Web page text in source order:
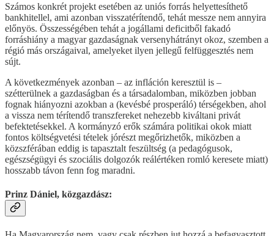
Számos konkrét projekt esetében az uniós forrás helyettesíthető
bankhitellel, ami azonban visszatérítendő, tehát messze nem annyira
előnyös. Összességében tehát a jogállami deficitből fakadó
forráshiány a magyar gazdaságnak versenyhátrányt okoz, szemben a
régió más országaival, amelyeket ilyen jellegű felfüggesztés nem
sújt.
A következmények azonban – az infláción keresztül is –
szétterülnek a gazdaságban és a társadalomban, miközben jobban
fognak hiányozni azokban a (kevésbé prosperáló) térségekben, ahol
a vissza nem térítendő transzfereket nehezebb kiváltani privát
befektetésekkel. A kormányzó erők számára politikai okok miatt
fontos költségvetési tételek jórészt megőrizhetők, miközben a
közszférában eddig is tapasztalt feszültség (a pedagógusok,
egészségügyi és szociális dolgozók reálértéken romló keresete miatt)
hosszabb távon fenn fog maradni.
Prinz Dániel, közgazdász: